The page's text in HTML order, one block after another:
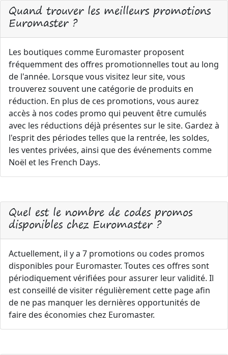
Quand trouver les meilleurs promotions
Euromaster ?
Les boutiques comme Euromaster proposent
fréquemment des offres promotionnelles tout au long
de l'année. Lorsque vous visitez leur site, vous
trouverez souvent une catégorie de produits en
réduction. En plus de ces promotions, vous aurez
accès à nos codes promo qui peuvent être cumulés
avec les réductions déjà présentes sur le site. Gardez à
l'esprit des périodes telles que la rentrée, les soldes,
les ventes privées, ainsi que des événements comme
Noël et les French Days.
Quel est le nombre de codes promos
disponibles chez Euromaster ?
Actuellement, il y a 7 promotions ou codes promos
disponibles pour Euromaster. Toutes ces offres sont
périodiquement vérifiées pour assurer leur validité. Il
est conseillé de visiter régulièrement cette page afin
de ne pas manquer les dernières opportunités de
faire des économies chez Euromaster.